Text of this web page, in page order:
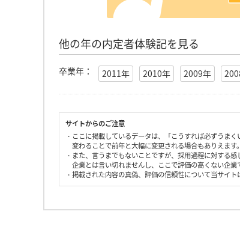
他の年の内定者体験記を見る
卒業年： 2011年 2010年 2009年
サイトからのご注意
・ここに掲載しているデータは、「こうすれば必ずうま
変わることで前年と大幅に変更される場合もありえます。
・また、言うまでもないことですが、採用過程に対する
企業とは言い切れませんし、ここで評価の高くない企業
・掲載された内容の真偽、評価の信頼性について当サイ